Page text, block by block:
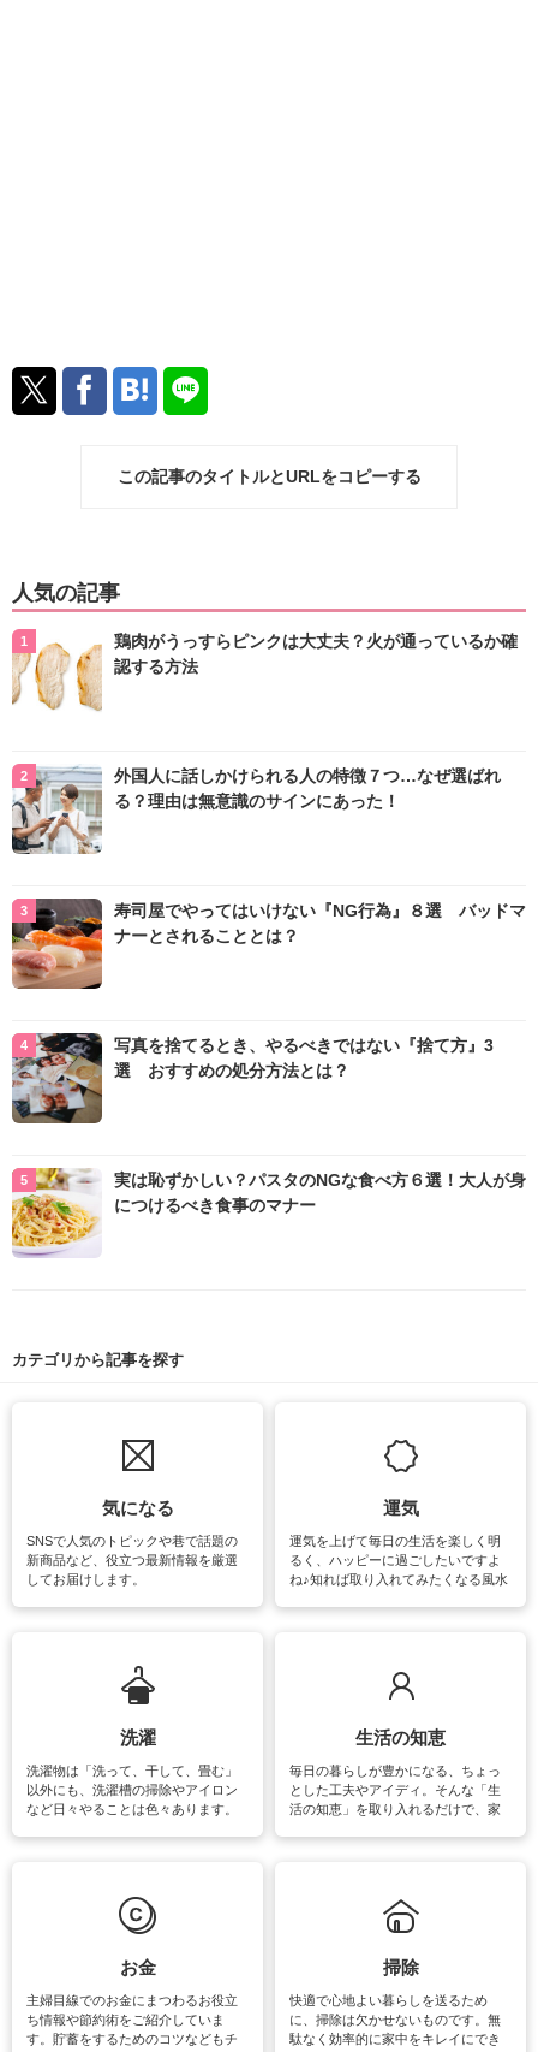
この記事のタイトルとURLをコピーする
人気の記事
鶏肉がうっすらピンクは大丈夫？火が通っているか確
認する方法
外国人に話しかけられる人の特徴７つ…なぜ選ばれ
る？理由は無意識のサインにあった！
寿司屋でやってはいけない『NG行為』８選 バッドマ
ナーとされることとは？
写真を捨てるとき、やるべきではない『捨て方』3
選 おすすめの処分方法とは？
実は恥ずかしい？パスタのNGな食べ方６選！大人が身
につけるべき食事のマナー
カテゴリから記事を探す
気になる
SNSで人気のトピックや巷で話題の
新商品など、役立つ最新情報を厳選
してお届けします。
運気
運気を上げて毎日の生活を楽しく明
るく、ハッピーに過ごしたいですよ
ね♪知れば取り入れてみたくなる風水
洗濯
洗濯物は「洗って、干して、畳む」
以外にも、洗濯槽の掃除やアイロン
など日々やることは色々あります。
マットなどの大きな洗濯物も、正し
い洗い方をすれば自宅で洗うことが
報やお悩み解消のための情報をご紹
生活の知恵
毎日の暮らしが豊かになる、ちょっ
とした工夫やアイディ。そんな「生
活の知恵」を取り入れるだけで、家
お金
主婦目線でのお金にまつわるお役立
ち情報や節約術をご紹介していま
す。貯蓄をするためのコツなどもチ
掃除
快適で心地よい暮らしを送るため
に、掃除は欠かせないものです。無
駄なく効率的に家中をキレイにでき